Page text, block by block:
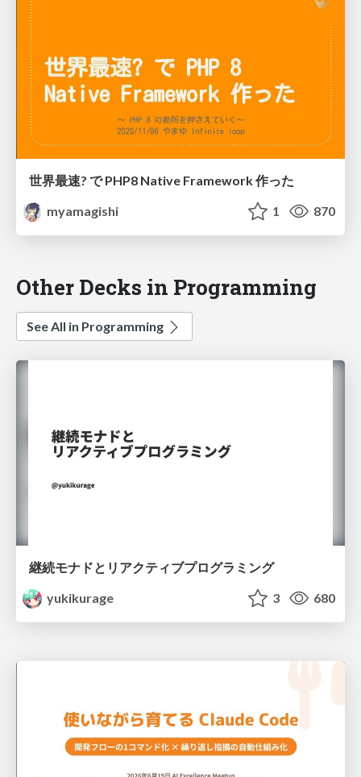
世界最速? で PHP8 Native Framework 作った
myamagishi
1 870
Other Decks in Programming
See All in Programming
継続モナドとリアクティブプログラミング
yukikurage
3 680